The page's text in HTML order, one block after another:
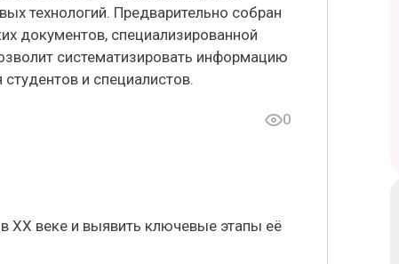
технологий. Предварительно собран
документов, специализированной
систематизировать информацию
и специалистов.
0
XX веке и выявить ключевые этапы её